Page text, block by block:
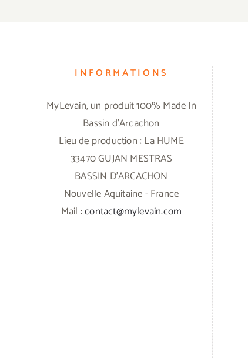
INFORMATIONS
MyLevain, un produit 100% Made In
Bassin d'Arcachon
Lieu de production : La HUME
33470 GUJAN MESTRAS
BASSIN D'ARCACHON
Nouvelle Aquitaine - France
Mail :contact@mylevain.com